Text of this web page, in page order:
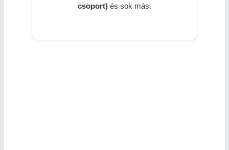
csoport) és sok más.